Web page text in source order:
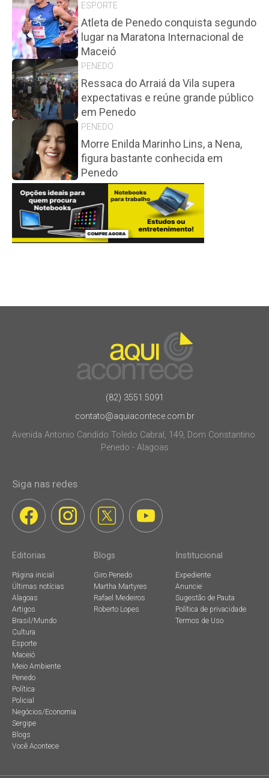
ESPORTE
Atleta de Penedo conquista segundo
lugar na Maratona Internacional de
Maceió
PENEDO
Ressaca do Arraiá da Vila supera
expectativas e reúne grande público
em Penedo
PENEDO
Morre Enilda Marinho Lins, a Nena,
figura bastante conhecida em
Penedo
(82) 3551.5091
contato@aquiacontece.com.br
Avenida Antonio Candido Toledo Cabral, 149, Dom Constantino.
Penedo - Alagoas
Siga nas redes
Editorias
Página inicial
Últimas notícias
Alagoas
Artigos
Brasil/Mundo
Cultura
Esporte
Maceió
Meio Ambiente
Penedo
Política
Policial
Negócios/Economia
Sergipe
Blogs
Você Acontece
Blogs
Giro Penedo
Martha Martyres
Rafael Medeiros
Roberto Lopes
Institucional
Expediente
Anuncie
Sugestão de Pauta
Política de privacidade
Termos de Uso